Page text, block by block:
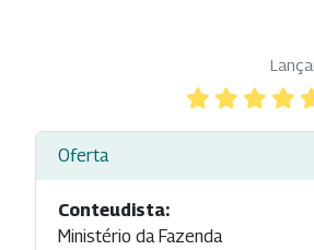
Oferta
Conteudista:
Ministério da Fazenda